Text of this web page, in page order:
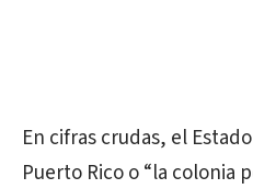
En cifras crudas, el
Puerto Rico o “la colonia